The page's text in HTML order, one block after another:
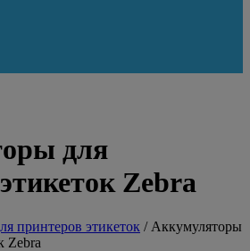
для
Zebra
принтеров этикеток / Аккумуляторы
Zebra